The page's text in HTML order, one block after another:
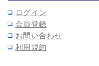
ログイン
会員登録
お問い合わせ
利用規約